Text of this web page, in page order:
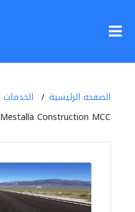
الصفحة الرئيسية الخدمات
Mestalla Construction MCC